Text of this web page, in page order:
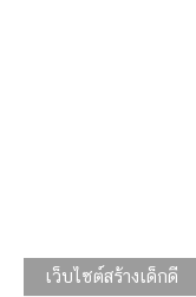
เว็บไซต์สร้างเด็กดี